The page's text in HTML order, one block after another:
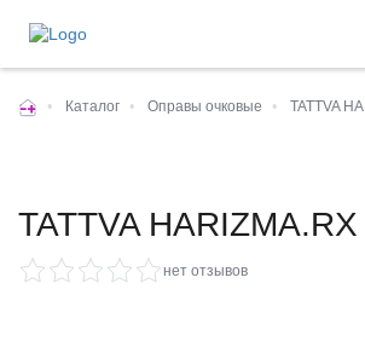
• Каталог • Оправы очковые • TATTVA
TATTVA HARIZMA.RX
нет отзывов